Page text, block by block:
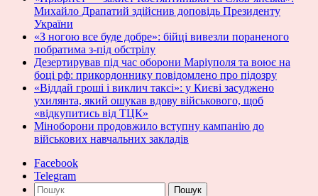
Михайло Драпатий здійснив доповідь Президенту
України
«З ногою все буде добре»: бійці вивезли пораненого
побратима з-під обстрілу
Дезертирував під час оборони Маріуполя та воює на
боці рф: прикордоннику повідомлено про підозру
«Віддай гроші і виклич таксі»: у Києві засуджено
ухилянта, який ошукав вдову військового, щоб
«відкупитись від ТЦК»
Міноборони продовжило вступну кампанію до
військових навчальних закладів
Facebook
Telegram
Пошук